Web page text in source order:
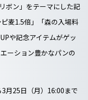
ボン」をテーマにした記
麦1.5倍」「森の入場料
や記念アイテムがゲッ
ーション豊かなパンの
月25日（月）16:00まで